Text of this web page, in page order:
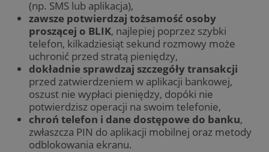
(np. SMS lub aplikacja),
zawsze potwierdzaj tożsamość osoby
proszącej o BLIK, najlepiej poprzez szybki
telefon, kilkadziesiąt sekund rozmowy może
uchronić przed stratą pieniędzy,
dokładnie sprawdzaj szczegóły transakcji
przed zatwierdzeniem w aplikacji bankowej,
oszust nie wypłaci pieniędzy, dopóki nie
potwierdzisz operacji na swoim telefonie,
chroń telefon i dane dostępowe do banku,
zwłaszcza PIN do aplikacji mobilnej oraz metody
odblokowania ekranu.